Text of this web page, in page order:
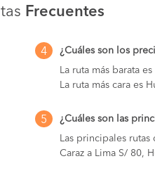
Frecuentes
4
¿Cuáles son los
La ruta más barata
La ruta más cara es
5
¿Cuáles son las
Las principales rutas
Caraz a Lima S/ 80,